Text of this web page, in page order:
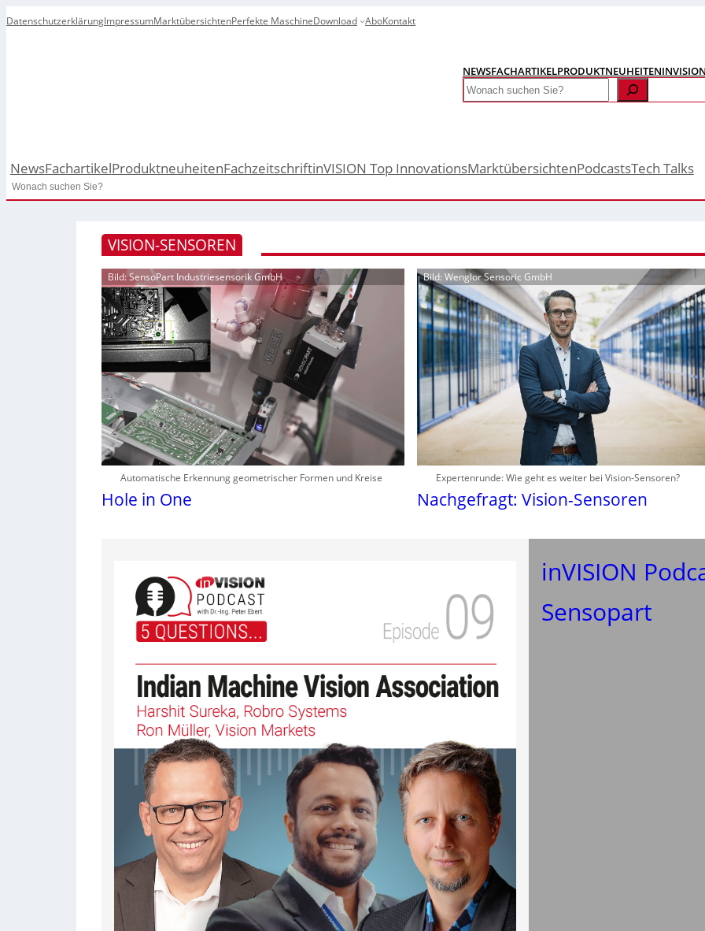
DatenschutzerklärungImpressumMarktübersichtenPerfekte MaschineDownload AboKontakt
NEWSFACHARTIKELPRODUKTNEUHEITEN
Search
NewsFachartikelProduktneuheitenFachzeitschriftinVISION Top InnovationsMarktübersichtenPodcastsTech Talks
Search
VISION-SENSOREN
Bild: SensoPart Industriesensorik GmbH
Automatische Erkennung geometrischer Formen und Kreise
Hole in One
Bild: Wenglor Sensoric GmbH
Expertenrunde: Wie geht es weiter bei Vision-Sensoren?
Nachgefragt: Vision-Sensoren
inVISION
Sensopart